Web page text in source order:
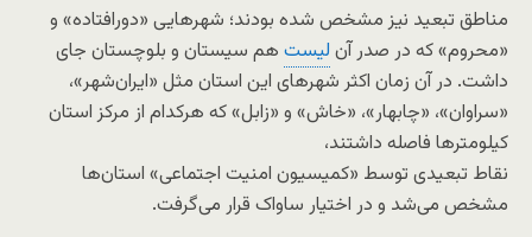
مناطق تبعید نیز مشخص شده بودند؛ شهرهایی «دورافتاده» و
«محروم» که در صدر آن‌ لیست هم سیستان و بلوچستان جای
داشت. در آن زمان اکثر شهرهای این استان مثل «ایران‌شهر»،
«سراوان»، «چابهار»، «خاش» و «زابل» که هرکدام از مرکز استان
کیلومترها فاصله داشتند،
نقاط تبعیدی توسط «کمیسیون امنیت اجتماعی» استان‌ها
مشخص می‌شد و در اختیار ساواک قرار می‌گرفت.